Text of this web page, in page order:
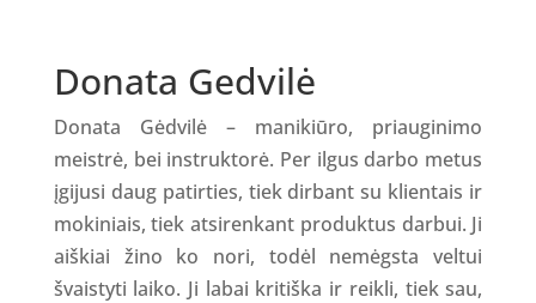
Donata Gedvilė
Donata Gėdvilė – manikiūro, priauginimo
meistrė, bei instruktorė. Per ilgus darbo metus
įgijusi daug patirties, tiek dirbant su klientais ir
mokiniais, tiek atsirenkant produktus darbui. Ji
aiškiai žino ko nori, todėl nemėgsta veltui
švaistyti laiko. Ji labai kritiška ir reikli, tiek sau,